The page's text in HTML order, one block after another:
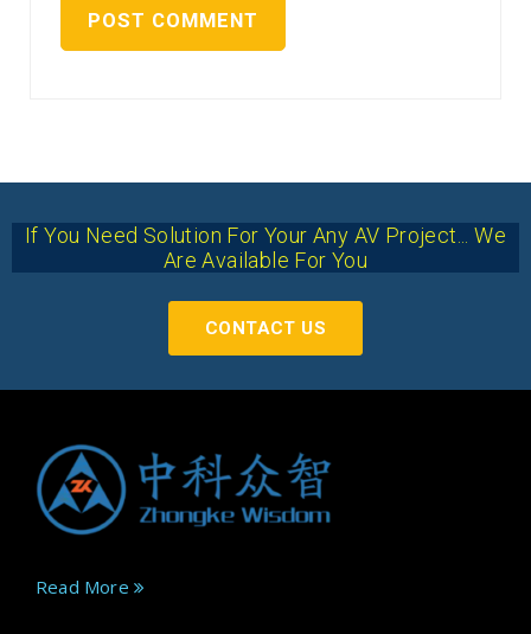
If You Need Solution For Your Any AV Project... We
Are Available For You
CONTACT US
Read More